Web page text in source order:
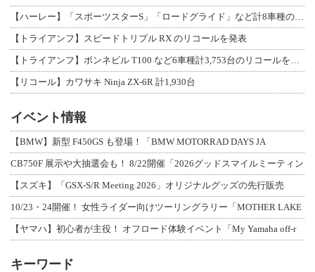
【トライアンフ】スピードトリプル RX のリコールを発表
【リコール】カワサキ Ninja ZX-6R 計1,930台
イベント情報
【BMW】新型 F450GS も登場！「BMW MOTORRAD DAYS JA
CB750F 展示や大抽選会も！ 8/22開催「2026グッドスマイルミーティン
【スズキ】「GSX-S/R Meeting 2026」オリジナルグッズの先行販売
10/23・24開催！ 女性ライダー向けツーリングラリー「MOTHER LAKE
【ヤマハ】初心者が主役！ オフロード体験イベント「My Yamaha off-r
キーワード